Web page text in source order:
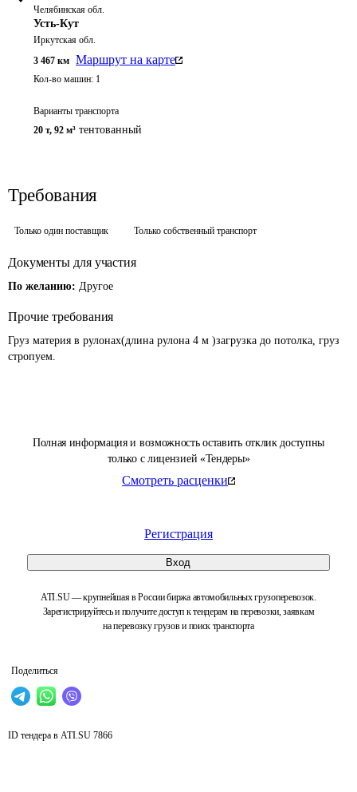
Полная информация и возможность оставить отклик доступны
только с лицензией «Тендеры»
Смотреть расценки
Регистрация
Вход
ATI.SU — крупнейшая в России биржа автомобильных грузоперевозок.
Зарегистрируйтесь и получите доступ к тендерам на перевозки, заявкам
на перевозку грузов и поиск транспорта
Поделиться
Челябинская обл.
Усть-Кут
Иркутская обл.
3 467 км Маршрут на карте
Кол-во машин: 1
Варианты транспорта
20 т, 92 м³ тентованный
Требования
Только один поставщик Только собственный транспорт
Документы для участия
По желанию: Другое
Прочие требования
Груз материя в рулонах(длина рулона 4 м )загрузка до потолка, груз
стропуем.
ID тендера в ATI.SU 7866